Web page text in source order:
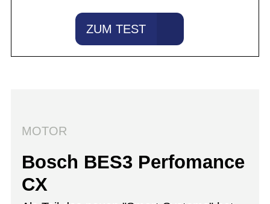
ZUM TEST
MOTOR
Bosch BES3 Perfomance
CX